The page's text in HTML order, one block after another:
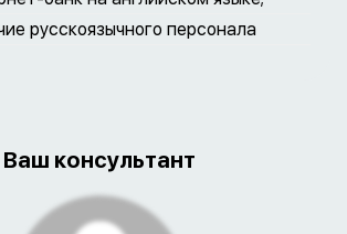
русскоязычного персонала
Ваш консультант